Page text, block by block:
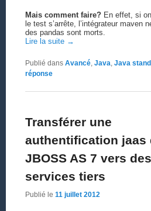
Mais comment faire?En effet, si
le test s’arrête, l’intégrateur maven
des pandas sont morts.
Lire la suite →
Publié dans Avancé, Java, Java
réponse
Transférer une
authentification jaas
JBOSS AS 7 vers des
services tiers
Publié le 11 juillet 2012